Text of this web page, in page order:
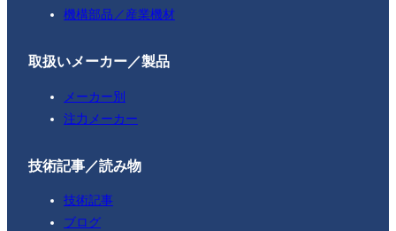
機構部品／産業機材
取扱いメーカー／製品
メーカー別
注力メーカー
技術記事／読み物
技術記事
ブログ